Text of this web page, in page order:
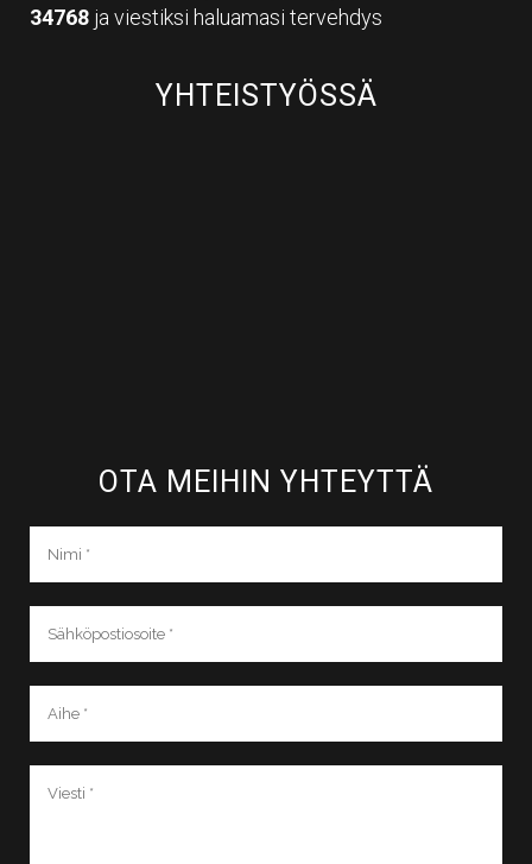
34768 ja viestiksi haluamasi tervehdys
YHTEISTYÖSSÄ
OTA MEIHIN YHTEYTTÄ​